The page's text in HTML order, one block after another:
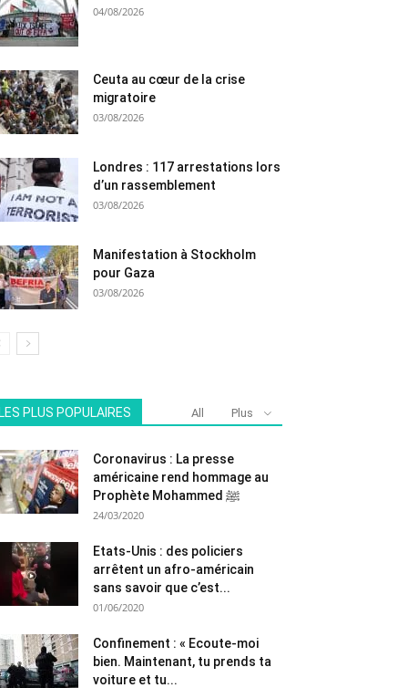
04/08/2026
Ceuta au cœur de la crise
migratoire
03/08/2026
Londres : 117 arrestations lors
d’un rassemblement
03/08/2026
Manifestation à Stockholm
pour Gaza
03/08/2026
LES PLUS POPULAIRES All Plus
Coronavirus : La presse
américaine rend hommage au
Prophète Mohammed ﷺ
24/03/2020
Etats-Unis : des policiers
arrêtent un afro-américain
sans savoir que c’est...
01/06/2020
Confinement : « Ecoute-moi
bien. Maintenant, tu prends ta
voiture et tu...